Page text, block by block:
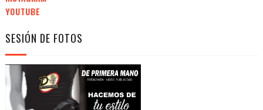
YOUTUBE
SESIÓN DE FOTOS